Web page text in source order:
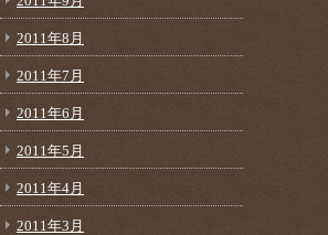
2011年8月
2011年7月
2011年6月
2011年5月
2011年4月
2011年3月